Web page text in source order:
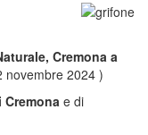
Cremona a
novembre 2024 )
e di